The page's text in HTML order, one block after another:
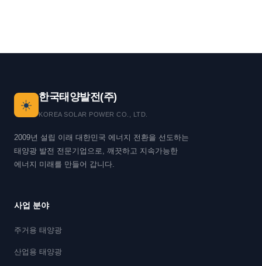
☀️
한국태양발전(주)
KOREA SOLAR POWER CO., LTD.
2009년 설립 이래 대한민국 에너지 전환을 선도하는
태양광 발전 전문기업으로, 깨끗하고 지속가능한
에너지 미래를 만들어 갑니다.
사업 분야
주거용 태양광
산업용 태양광